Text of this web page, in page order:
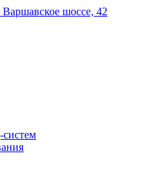
Варшавское шоссе, 42